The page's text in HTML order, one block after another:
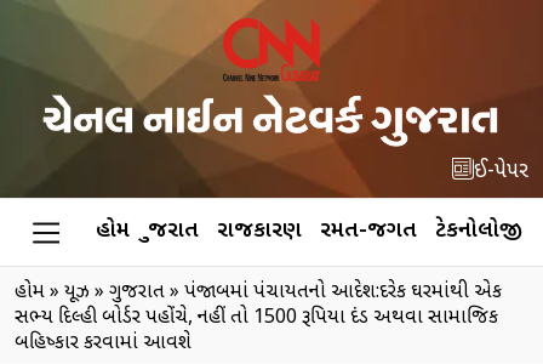
ઈ-પેપર
હોમ ગુજરાત રાજકારણ રમત-જગત ટેકનોલોજી
હોમ» ન્યૂઝ » ગુજરાત» પંજાબમાં પંચાયતનો આદેશ:દરેક ઘરમાંથી એક
સભ્ય દિલ્હી બોર્ડર પહોંચે, નહીં તો 1500 રૂપિયા દંડ અથવા સામાજિક
બહિષ્કાર કરવામાં આવશે